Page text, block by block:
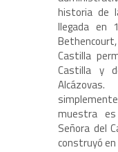
historia de
llegada en
Bethencourt,
Castilla
Castilla y
muestra
Señora del
construyó en